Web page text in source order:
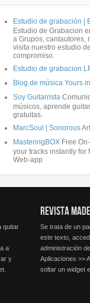
Estudio de grabación |
Estudio de Grabacion
a Grupos, cantautores,
visita nuestro estudio
compromiso.
Estudio de grabacion
Blog de música Yours
Soy Guitarrista
músicos, aprende
gratuitas.
MarcSoul | Sonorous
MasteringBOX Free
your tracks instantly for
Web-app
quitar
a
y
REVISTA MADE
Se trata de un
este texto,
administración
Aplicaciones >>
soltar un widget